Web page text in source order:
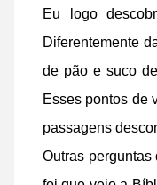
Eu logo
Diferentemente
de pão e suco
Esses pontos de
passagens
Outras perguntas